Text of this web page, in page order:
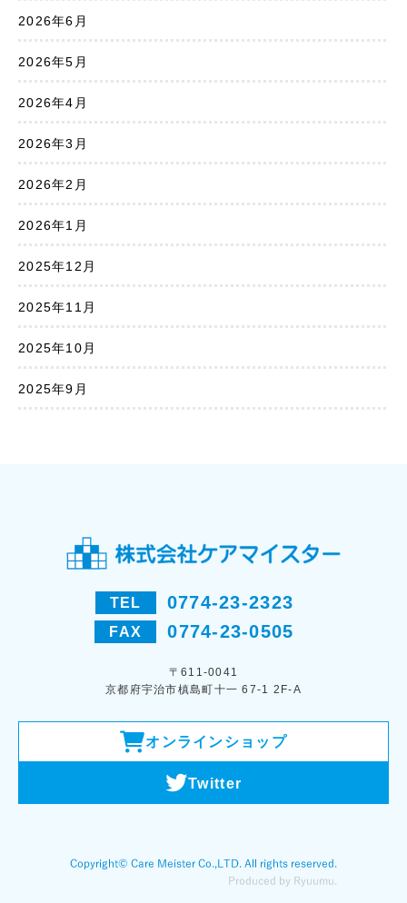
2026年6月
2026年5月
2026年4月
2026年3月
2026年2月
2026年1月
2025年12月
2025年11月
2025年10月
2025年9月
TEL 0774-23-2323
FAX 0774-23-0505
〒611-0041
京都府宇治市槙島町十一 67-1 2F-A
オンラインショップ
Twitter